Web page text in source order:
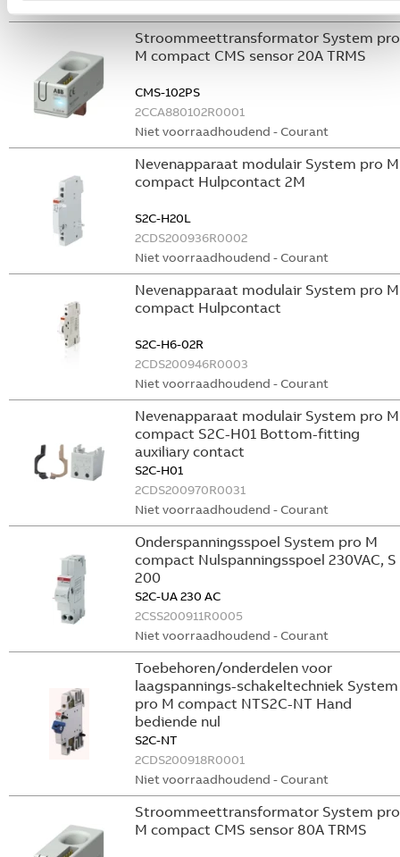
Niet voorraadhoudend - Courant
Stroommeettransformator System pro
M compact CMS sensor 20A TRMS
CMS-102PS
2CCA880102R0001
Niet voorraadhoudend - Courant
Nevenapparaat modulair System pro M
compact Hulpcontact 2M
S2C-H20L
2CDS200936R0002
Niet voorraadhoudend - Courant
Nevenapparaat modulair System pro M
compact Hulpcontact
S2C-H6-02R
2CDS200946R0003
Niet voorraadhoudend - Courant
Nevenapparaat modulair System pro M
compact S2C-H01 Bottom-fitting
auxiliary contact
S2C-H01
2CDS200970R0031
Niet voorraadhoudend - Courant
Onderspanningsspoel System pro M
compact Nulspanningsspoel 230VAC, S
200
S2C-UA 230 AC
2CSS200911R0005
Niet voorraadhoudend - Courant
Toebehoren/onderdelen voor
laagspannings-schakeltechniek System
pro M compact NTS2C-NT Hand
bediende nul
S2C-NT
2CDS200918R0001
Niet voorraadhoudend - Courant
Stroommeettransformator System pro
M compact CMS sensor 80A TRMS